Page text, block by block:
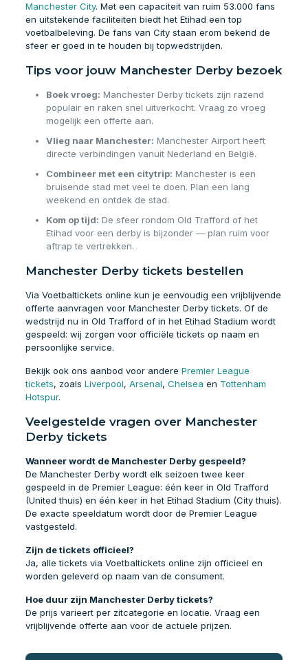
Manchester City. Met een capaciteit van ruim 53.000 fans
en uitstekende faciliteiten biedt het Etihad een top
voetbalbeleving. De fans van City staan erom bekend de
sfeer er goed in te houden bij topwedstrijden.
Tips voor jouw Manchester Derby bezoek
Boek vroeg: Manchester Derby tickets zijn razend
populair en raken snel uitverkocht. Vraag zo vroeg
mogelijk een offerte aan.
Vlieg naar Manchester: Manchester Airport heeft
directe verbindingen vanuit Nederland en België.
Combineer met een citytrip: Manchester is een
bruisende stad met veel te doen. Plan een lang
weekend en ontdek de stad.
Kom op tijd: De sfeer rondom Old Trafford of het
Etihad voor een derby is bijzonder — plan ruim voor
aftrap te vertrekken.
Manchester Derby tickets bestellen
Via Voetbaltickets online kun je eenvoudig een vrijblijvende
offerte aanvragen voor Manchester Derby tickets. Of de
wedstrijd nu in Old Trafford of in het Etihad Stadium wordt
gespeeld: wij zorgen voor officiële tickets op naam en
persoonlijke service.
Bekijk ook ons aanbod voor andere Premier League
tickets, zoals Liverpool, Arsenal, Chelsea en Tottenham
Hotspur.
Veelgestelde vragen over Manchester
Derby tickets
Wanneer wordt de Manchester Derby gespeeld?
De Manchester Derby wordt elk seizoen twee keer
gespeeld in de Premier League: één keer in Old Trafford
(United thuis) en één keer in het Etihad Stadium (City thuis).
De exacte speeldatum wordt door de Premier League
vastgesteld.
Zijn de tickets officieel?
Ja, alle tickets via Voetbaltickets online zijn officieel en
worden geleverd op naam van de consument.
Hoe duur zijn Manchester Derby tickets?
De prijs varieert per zitcategorie en locatie. Vraag een
vrijblijvende offerte aan voor de actuele prijzen.